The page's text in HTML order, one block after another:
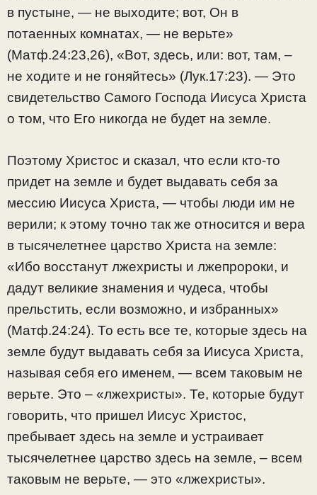
в пустыне, — не выходите; вот, Он в
потаенных комнатах, — не верьте»
(Матф.24:23,26), «Вот, здесь, или: вот, там, –
не ходите и не гоняйтесь» (Лук.17:23). — Это
свидетельство Самого Господа Иисуса Христа
о том, что Его никогда не будет на земле.
Поэтому Христос и сказал, что если кто-то
придет на земле и будет выдавать себя за
мессию Иисуса Христа, — чтобы люди им не
верили; к этому точно так же относится и вера
в тысячелетнее царство Христа на земле:
«Ибо восстанут лжехристы и лжепророки, и
дадут великие знамения и чудеса, чтобы
прельстить, если возможно, и избранных»
(Матф.24:24). То есть все те, которые здесь на
земле будут выдавать себя за Иисуса Христа,
называя себя его именем, — всем таковым не
верьте. Это – «лжехристы». Те, которые будут
говорить, что пришел Иисус Христос,
пребывает здесь на земле и устраивает
тысячелетнее царство здесь на земле, – всем
таковым не верьте, — это «лжехристы».